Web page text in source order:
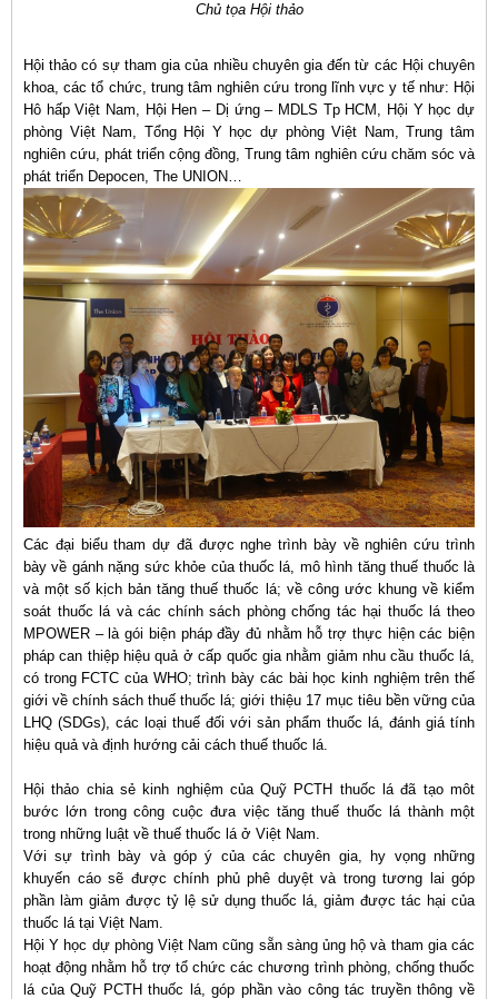
Chủ tọa Hội thảo
Hội thảo có sự tham gia của nhiều chuyên gia đến từ các Hội chuyên
khoa, các tổ chức, trung tâm nghiên cứu trong lĩnh vực y tế như: Hội
Hô hấp Việt Nam, Hội Hen – Dị ứng – MDLS Tp HCM, Hội Y học dự
phòng Việt Nam, Tổng Hội Y học dự phòng Việt Nam, Trung tâm
nghiên cứu, phát triển cộng đồng, Trung tâm nghiên cứu chăm sóc và
phát triển Depocen, The UNION…
Các đại biểu tham dự đã được nghe trình bày về nghiên cứu trình
bày về gánh nặng sức khỏe của thuốc lá, mô hình tăng thuế thuốc là
và một số kịch bản tăng thuế thuốc lá; về công ước khung về kiểm
soát thuốc lá và các chính sách phòng chống tác hại thuốc lá theo
MPOWER – là gói biện pháp đầy đủ nhằm hỗ trợ thực hiện các biện
pháp can thiệp hiệu quả ở cấp quốc gia nhằm giảm nhu cầu thuốc lá,
có trong FCTC của WHO; trình bày các bài học kinh nghiệm trên thế
giới về chính sách thuế thuốc lá; giới thiệu 17 mục tiêu bền vững của
LHQ (SDGs), các loại thuế đối với sản phẩm thuốc lá, đánh giá tính
hiệu quả và định hướng cải cách thuế thuốc lá.
Hội thảo chia sẻ kinh nghiệm của Quỹ PCTH thuốc lá đã tạo môt
bước lớn trong công cuộc đưa việc tăng thuế thuốc lá thành một
trong những luật về thuế thuốc lá ở Việt Nam.
Với sự trình bày và góp ý của các chuyên gia, hy vọng những
khuyến cáo sẽ được chính phủ phê duyệt và trong tương lai góp
phần làm giảm được tỷ lệ sử dụng thuốc lá, giảm được tác hại của
thuốc lá tại Việt Nam.
Hội Y học dự phòng Việt Nam cũng sẵn sàng ủng hộ và tham gia các
hoạt động nhằm hỗ trợ tổ chức các chương trình phòng, chống thuốc
lá của Quỹ PCTH thuốc lá, góp phần vào công tác truyền thông về